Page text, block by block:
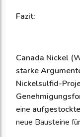
Fazit:
Canada Nickel
starke
Nickelsulfid-
eine
neue Bausteine für